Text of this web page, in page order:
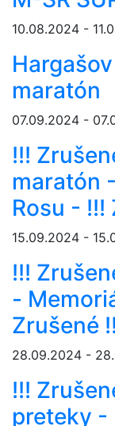
10.08.2024 -
maratón
07.09.2024 -
!!!
maratón
Rosu - !!!
15.09.2024 -
!!!
-
Zrušené
28.09.2024 -
!!!
preteky -